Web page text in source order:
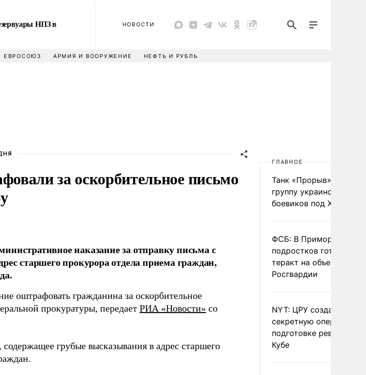
НПЗ в
НОВОСТИ
ЕВРОСОЮЗ АРМИЯ И ВООРУЖЕНИЕ НЕФТЬ И РУБЛЬ
за оскорбительное письмо
наказание за отправку письма с
старшего прокурора отдела приема граждан,
оштрафовать гражданина за оскорбительное
прокуратуры, передает РИА «Новости» со
грубые высказывания в адрес старшего
ГЛАВНОЕ
Танк «Прорыв»
группу украинских
боевиков под
ФСБ: В Приморье трое
подростков готовили
теракт на объекте
Росгвардии
NYT: ЦРУ создало
секретную опергруппу
подготовке революции
Кубе